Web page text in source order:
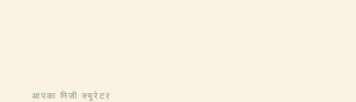
आपका निजी क्यूरेटर